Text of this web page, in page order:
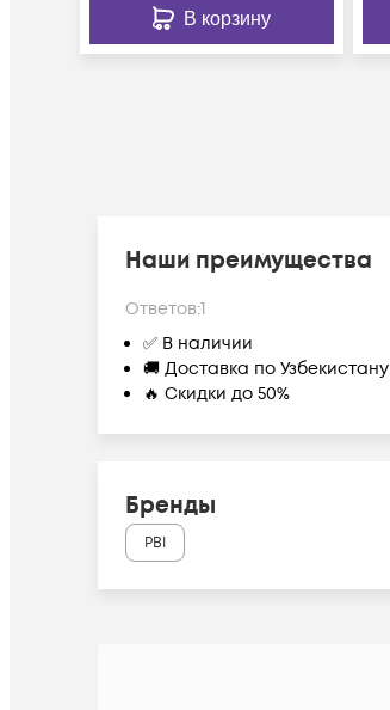
В корзину
Наши преимущества
Ответов:1
✅ В наличии
🚚 Доставка по Узбекистану
🔥 Скидки до 50%
Бренды
PBI